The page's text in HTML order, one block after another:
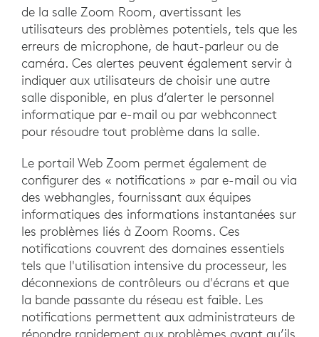
de la salle Zoom Room, avertissant les
utilisateurs des problèmes potentiels, tels que les
erreurs de microphone, de haut-parleur ou de
caméra. Ces alertes peuvent également servir à
indiquer aux utilisateurs de choisir une autre
salle disponible, en plus d’alerter le personnel
informatique par e-mail ou par webhconnect
pour résoudre tout problème dans la salle.
Le portail Web Zoom permet également de
configurer des « notifications » par e-mail ou via
des webhangles, fournissant aux équipes
informatiques des informations instantanées sur
les problèmes liés à Zoom Rooms. Ces
notifications couvrent des domaines essentiels
tels que l'utilisation intensive du processeur, les
déconnexions de contrôleurs ou d'écrans et que
la bande passante du réseau est faible. Les
notifications permettent aux administrateurs de